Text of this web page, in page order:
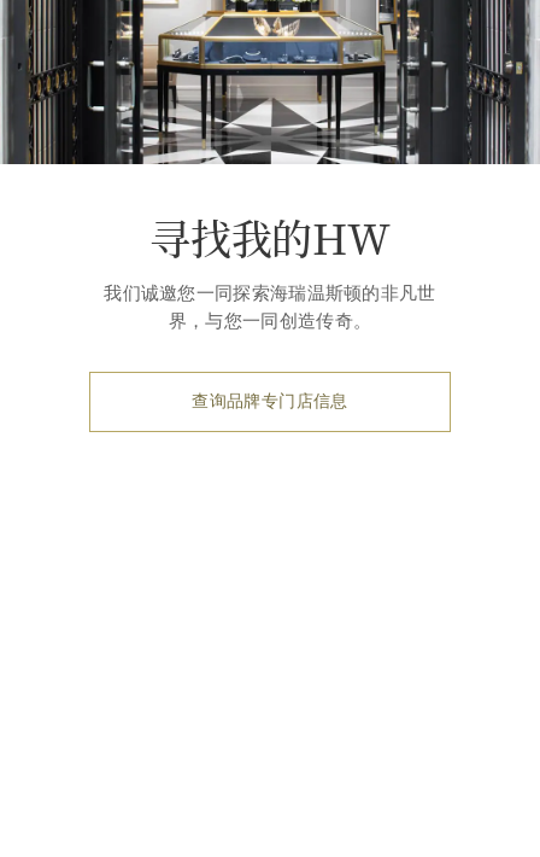
寻找我的HW
我们诚邀您一同探索海瑞温斯顿的非凡世
界，与您一同创造传奇。
查询品牌专门店信息